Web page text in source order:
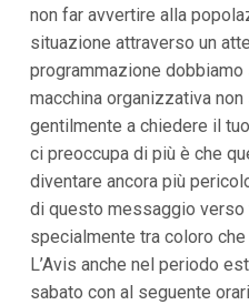
non far avvertire alla
situazione attraverso un
programmazione
macchina organizzativa
gentilmente a chiedere il
ci preoccupa di più è che
diventare ancora più
di questo messaggio verso
specialmente tra coloro
L’Avis anche nel periodo
sabato con al seguente